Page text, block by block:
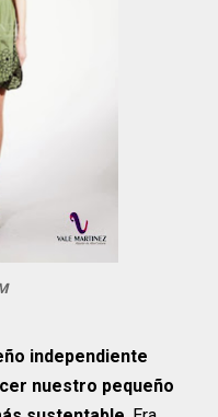
independiente
nuestro pequeño